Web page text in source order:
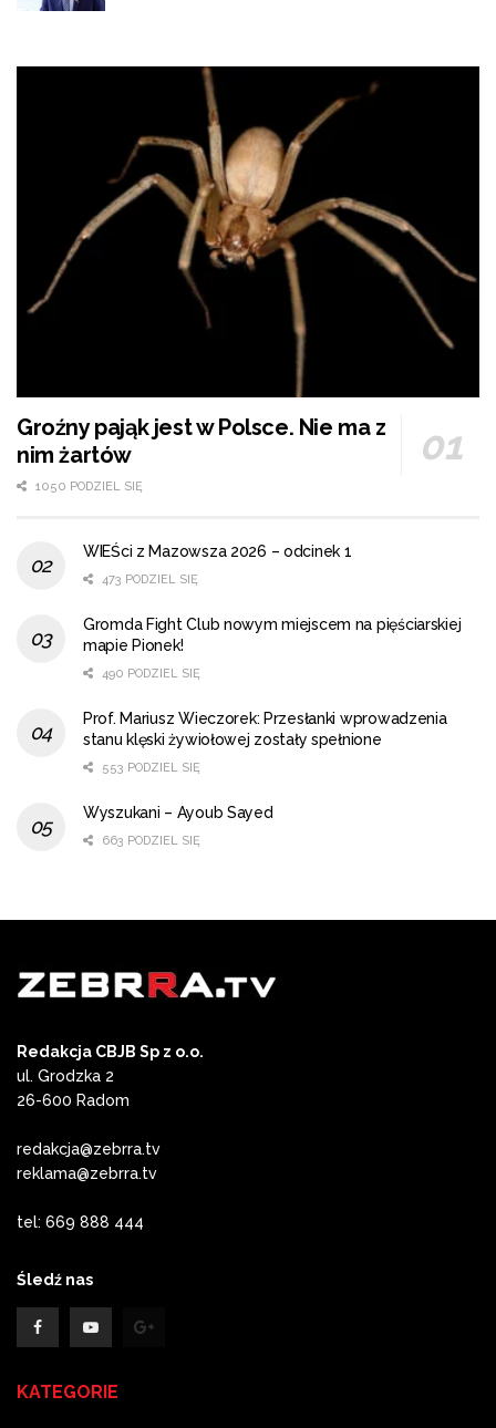
Groźny pająk jest w Polsce. Nie ma z
nim żartów
1050 PODZIEL SIĘ
WIEŚci z Mazowsza 2026 – odcinek 1
473 PODZIEL SIĘ
Gromda Fight Club nowym miejscem na pięściarskiej
mapie Pionek!
490 PODZIEL SIĘ
Prof. Mariusz Wieczorek: Przesłanki wprowadzenia
stanu klęski żywiołowej zostały spełnione
553 PODZIEL SIĘ
Wyszukani – Ayoub Sayed
663 PODZIEL SIĘ
Redakcja CBJB Sp z o.o.
ul. Grodzka 2
26-600 Radom
redakcja@zebrra.tv
reklama@zebrra.tv
tel: 669 888 444
Śledź nas
KATEGORIE